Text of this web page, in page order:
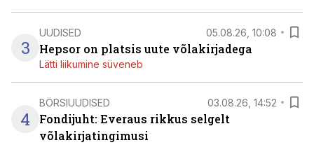
3
UUDISED 05.08.26, 10:08
Hepsor on platsis uute võlakirjadega
Lätti liikumine süveneb
4
BÖRSIUUDISED 03.08.26, 14:52
Fondijuht: Everaus rikkus selgelt
võlakirjatingimusi